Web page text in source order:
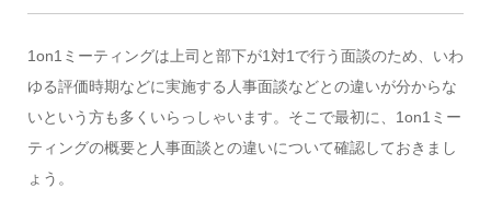
1on1ミーティングは上司と部下が1対1で行う面談のため、いわ
ゆる評価時期などに実施する人事面談などとの違いが分からな
いという方も多くいらっしゃいます。そこで最初に、1on1ミー
ティングの概要と人事面談との違いについて確認しておきまし
ょう。